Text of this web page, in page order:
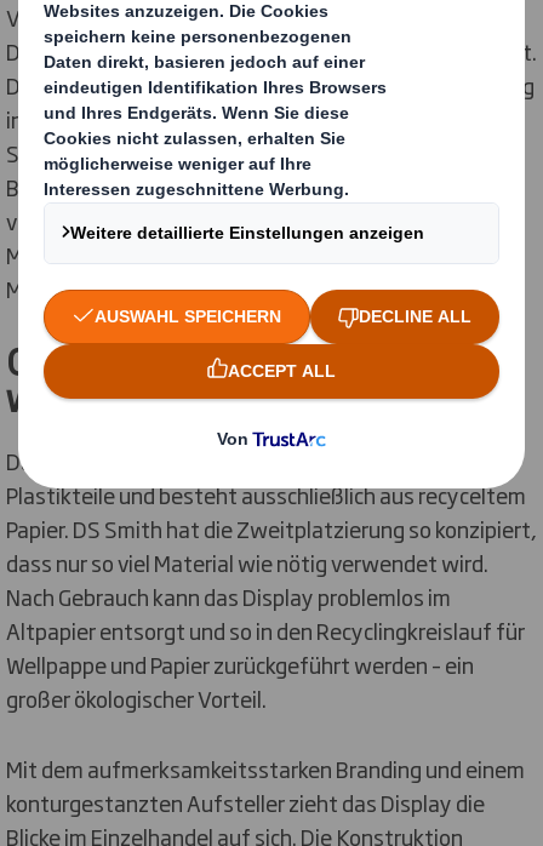
Von der Konzeption bis zur Produktion wurde das
Display für „MrBeast“ vollständig von DS Smith betreut.
Durch umfassende Beratung und langjährige Erfahrung
in der Umsetzung von Displayprojekten konnte DS
Smith den Kunden in diesem Projekt vor allem im
Bereich des Displaydesigns überzeugen, das oftmals
von Agenturen übernommen wird. Dadurch konnte der
Mehrwert für den Kunden erhöht und die
Markteinführung beschleunigt werden.
One-Stop-Shop für
wirkungsvolle Displaylösung
Das Display ist vollständig faserbasiert, enthält keine
Plastikteile und besteht ausschließlich aus recyceltem
Papier. DS Smith hat die Zweitplatzierung so konzipiert,
dass nur so viel Material wie nötig verwendet wird.
Nach Gebrauch kann das Display problemlos im
Altpapier entsorgt und so in den Recyclingkreislauf für
Wellpappe und Papier zurückgeführt werden – ein
großer ökologischer Vorteil.
Mit dem aufmerksamkeitsstarken Branding und einem
konturgestanzten Aufsteller zieht das Display die
Blicke im Einzelhandel auf sich. Die Konstruktion